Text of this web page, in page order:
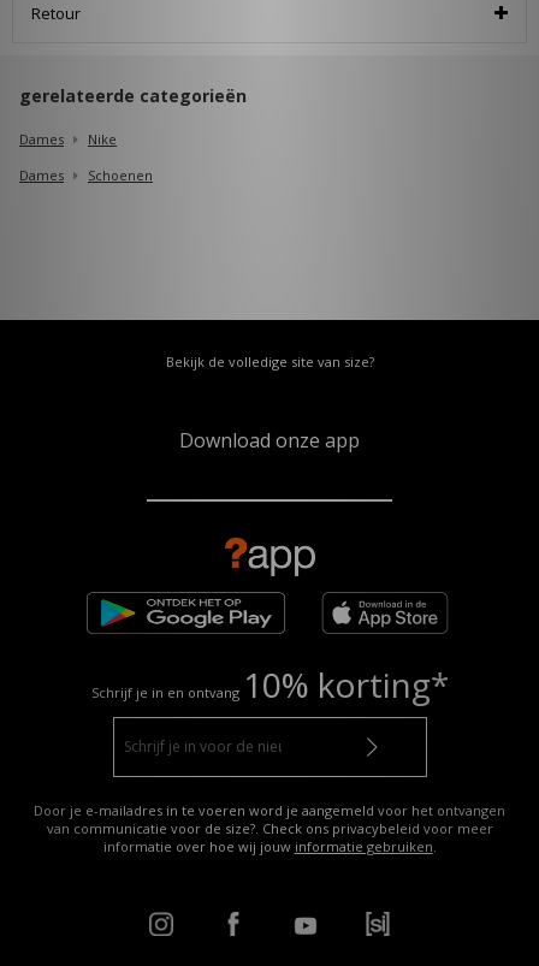
Retour
gerelateerde categorieën
Dames
Nike
Dames
Schoenen
Bekijk de volledige site van size?
Download onze app
Schrijf je in en ontvang 10% korting*
Door je e-mailadres in te voeren word je aangemeld voor het ontvangen
van communicatie voor de size?. Check ons privacybeleid voor meer
informatie over hoe wij jouw informatie gebruiken